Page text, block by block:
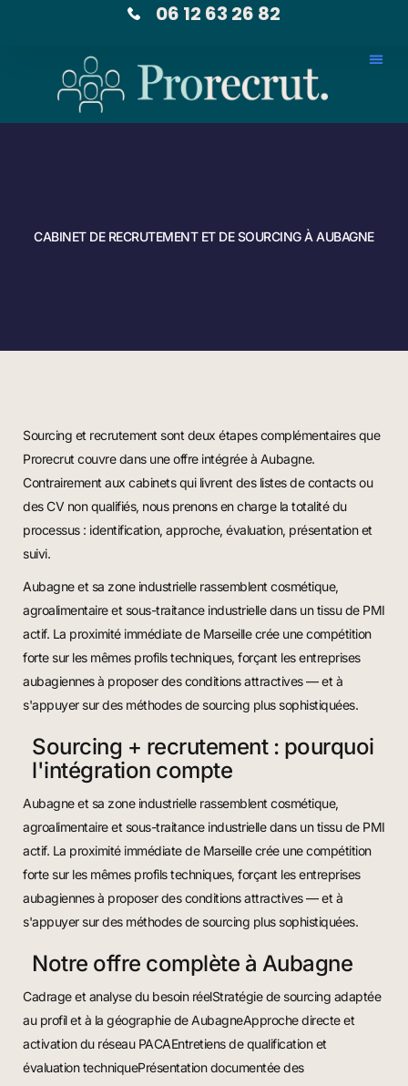
06 12 63 26 82
CABINET DE RECRUTEMENT ET DE SOURCING À AUBAGNE
Sourcing et recrutement sont deux étapes complémentaires que
Prorecrut couvre dans une offre intégrée à Aubagne.
Contrairement aux cabinets qui livrent des listes de contacts ou
des CV non qualifiés, nous prenons en charge la totalité du
processus : identification, approche, évaluation, présentation et
suivi.
Aubagne et sa zone industrielle rassemblent cosmétique,
agroalimentaire et sous-traitance industrielle dans un tissu de PMI
actif. La proximité immédiate de Marseille crée une compétition
forte sur les mêmes profils techniques, forçant les entreprises
aubagiennes à proposer des conditions attractives — et à
s'appuyer sur des méthodes de sourcing plus sophistiquées.
Sourcing + recrutement : pourquoi
l'intégration compte
Aubagne et sa zone industrielle rassemblent cosmétique,
agroalimentaire et sous-traitance industrielle dans un tissu de PMI
actif. La proximité immédiate de Marseille crée une compétition
forte sur les mêmes profils techniques, forçant les entreprises
aubagiennes à proposer des conditions attractives — et à
s'appuyer sur des méthodes de sourcing plus sophistiquées.
Notre offre complète à Aubagne
Cadrage et analyse du besoin réelStratégie de sourcing adaptée
au profil et à la géographie de AubagneApproche directe et
activation du réseau PACAEntretiens de qualification et
évaluation techniquePrésentation documentée des